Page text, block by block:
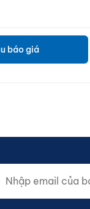
báo giá
email của bạn...
(do not fill)